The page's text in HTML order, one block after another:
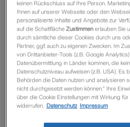
Inhalts-/
keinen Rückschluss auf Ihre Person.
Ihnen auf unserer Webseite oder den
personalisierte Inhalte und Angebote zur
auf die SchaltflächeZustimmenerlauben Sie
durch sämtliche dieser Cookies durch uns
Partner, ggf. auch zu eigenen Zwecken. Im
von Drittanbieter-Tools (z.B. Google
Datenübermittlung in Länder kommen, die
Datenschutzniveau aufweisen (z.B. USA). Es
Behörden die Daten nutzen und analysieren
nicht durchgesetzt werden können.“ Ihre
über die Cookie Einstellungen mit Wirkung für
widerrufen. Datenschutz Impressum